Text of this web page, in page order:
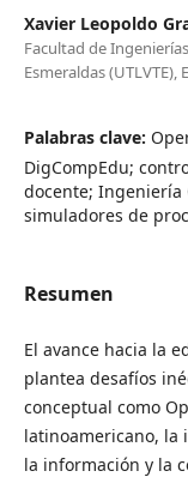
Xavier Leopoldo
Facultad de
Esmeraldas (UTLVTE),
Palabras clave:
DigCompEdu;
docente; Ingeniería
simuladores de
Resumen
El avance hacia la
plantea desafíos
conceptual como
latinoamericano, la
la información y la